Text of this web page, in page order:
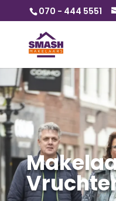
070 - 444 5551